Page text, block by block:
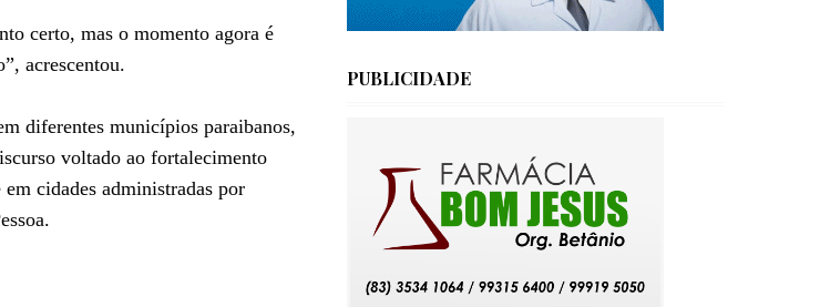
certo, mas o momento agora é
acrescentou.
diferentes municípios paraibanos,
voltado ao fortalecimento
cidades administradas por
PUBLICIDADE